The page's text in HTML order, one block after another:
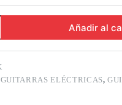
Añadir al
GUITARRAS ELÉCTRICAS,